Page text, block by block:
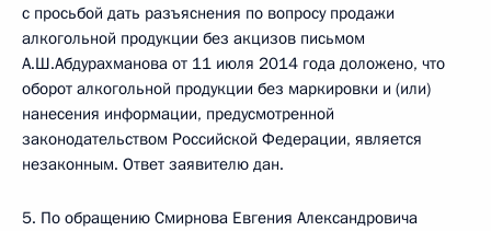
с просьбой дать разъяснения по вопросу продажи
алкогольной продукции без акцизов письмом
А.Ш.Абдурахманова от 11 июля 2014 года доложено, что
оборот алкогольной продукции без маркировки и (или)
нанесения информации, предусмотренной
законодательством Российской Федерации, является
незаконным. Ответ заявителю дан.
5. По обращению Смирнова Евгения Александровича